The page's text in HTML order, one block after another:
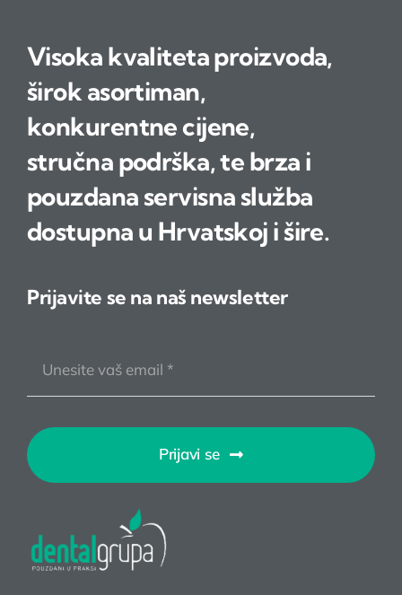
Visoka kvaliteta proizvoda,
širok asortiman,
konkurentne cijene,
stručna podrška, te brza i
pouzdana servisna služba
dostupna u Hrvatskoj i šire.
Prijavite se na naš newsletter
Prijavi se